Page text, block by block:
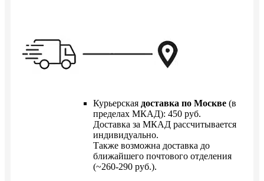
Курьерская доставка по Москве (в
пределах МКАД): 450 руб.
Доставка за МКАД рассчитывается
индивидуально.
Также возможна доставка до
ближайшего почтового отделения
(~260-290 руб.).